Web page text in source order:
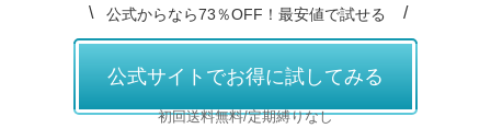
公式からなら73％OFF！最安値で試せる
公式サイトでお得に試してみる
初回送料無料/定期縛りなし